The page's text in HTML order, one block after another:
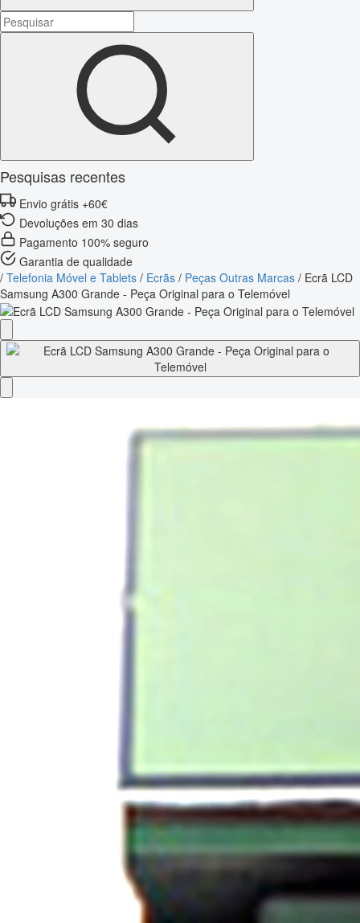
Pesquisas recentes
Envio grátis +60€
Devoluções em 30 dias
Pagamento 100% seguro
Garantia de qualidade
/ Telefonia Móvel e Tablets / Ecrãs / Peças Outras Marcas / Ecrã LCD
Samsung A300 Grande - Peça Original para o Telemóvel